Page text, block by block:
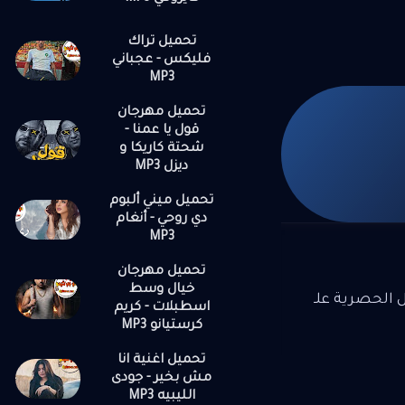
تحميل تراك
فليكس - عجباني
MP3
تحميل مهرجان
قول يا عمنا -
شحتة كاريكا و
ديزل MP3
تحميل ميني ألبوم
دي روحي - أنغام
MP3
تحميل مهرجان
خيال وسط
اسطبلات - كريم
كرستيانو MP3
تحميل اغنية انا
مش بخير - جودى
الليبيه MP3
الحصرية علـ